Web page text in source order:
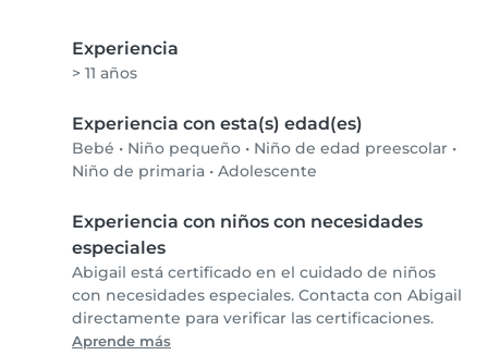
Experiencia
> 11 años
Experiencia con esta(s) edad(es)
Bebé • Niño pequeño • Niño de edad preescolar •
Niño de primaria • Adolescente
Experiencia con niños con necesidades
especiales
Abigail está certificado en el cuidado de niños
con necesidades especiales. Contacta con Abigail
directamente para verificar las certificaciones.
Aprende más